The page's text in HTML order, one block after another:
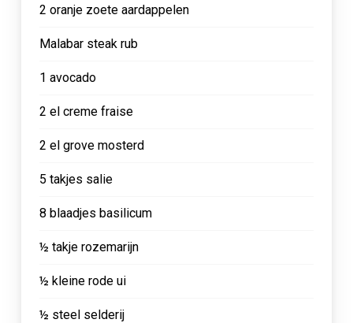
2 oranje zoete aardappelen
Malabar steak rub
1 avocado
2 el creme fraise
2 el grove mosterd
5 takjes salie
8 blaadjes basilicum
½ takje rozemarijn
½ kleine rode ui
½ steel selderij